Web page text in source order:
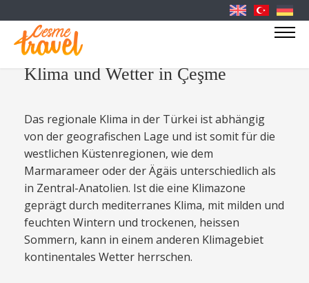
Klima und Wetter in Çeşme
Das regionale Klima in der Türkei ist abhängig
von der geografischen Lage und ist somit für die
westlichen Küstenregionen, wie dem
Marmarameer oder der Ägäis unterschiedlich als
in Zentral-Anatolien. Ist die eine Klimazone
geprägt durch mediterranes Klima, mit milden und
feuchten Wintern und trockenen, heissen
Sommern, kann in einem anderen Klimagebiet
kontinentales Wetter herrschen.